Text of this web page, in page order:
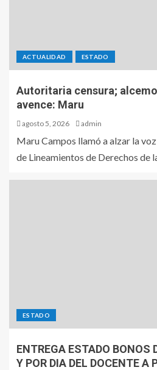
ACTUALIDAD ESTADO
Autoritaria censura;
avence: Maru
agosto 5, 2026 admin
Maru Campos llamó a alzar la
de Lineamientos de Derechos de
ESTADO
ENTREGA ESTADO BONOS
Y POR DIA DEL DOCENTE A